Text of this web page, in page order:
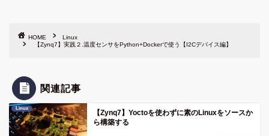
HOME
Linux
【Zynq7】実践２.温度センサをPython+Dockerで使う【I2Cデバイス編】
関連記事
Linux
【Zynq7】Yoctoを使わずに素のLinuxをソースか
ら構築する